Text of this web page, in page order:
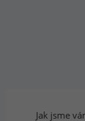
Jak jsme